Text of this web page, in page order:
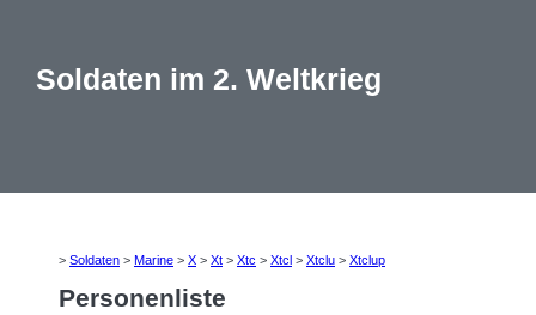
Soldaten im 2. Weltkrieg
> Soldaten > Marine > X > Xt > Xtc > Xtcl > Xtclu > Xtclup
Personenliste